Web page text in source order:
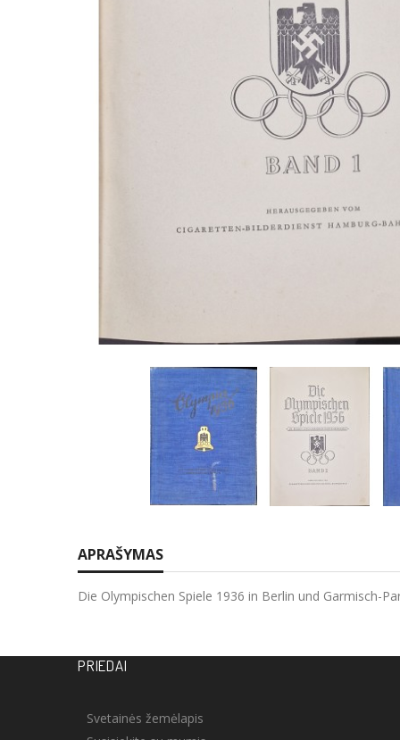
APRAŠYMAS
Die Olympischen Spiele 1936 in Berlin und Garmisch-
PRIEDAI
Svetainės žemėlapis